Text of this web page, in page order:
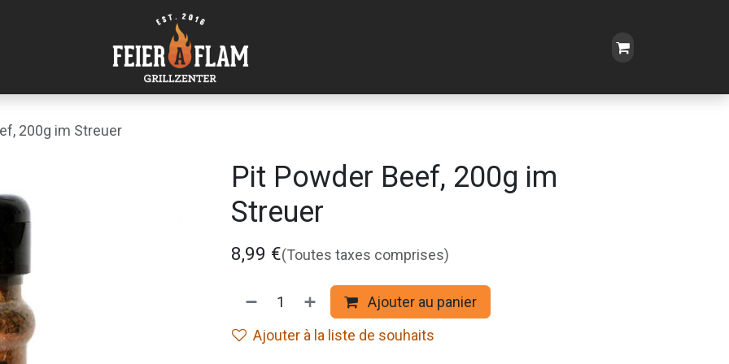
200g im Streuer
Pit Powder Beef, 200g im
Streuer
8,99 €(Toutes taxes comprises)
Ajouter au panier
Ajouter à la liste de souhaits